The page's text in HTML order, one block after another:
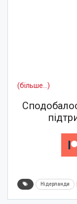
(більше…)
Нідерланди